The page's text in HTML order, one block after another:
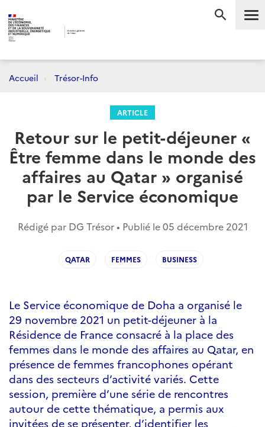
Accueil Trésor-Info
ARTICLE
Retour sur le petit-déjeuner «
Être femme dans le monde des
affaires au Qatar » organisé
par le Service économique
Rédigé par DG Trésor • Publié le05 décembre 2021
QATAR FEMMES BUSINESS
Le Service économique de Doha a organisé le
29 novembre 2021 un petit-déjeuner à la
Résidence de France consacré à la place des
femmes dans le monde des affaires au Qatar, en
présence de femmes francophones opérant
dans des secteurs d’activité variés. Cette
session, première d’une série de rencontres
autour de cette thématique, a permis aux
invitées de se présenter, d’identifier les